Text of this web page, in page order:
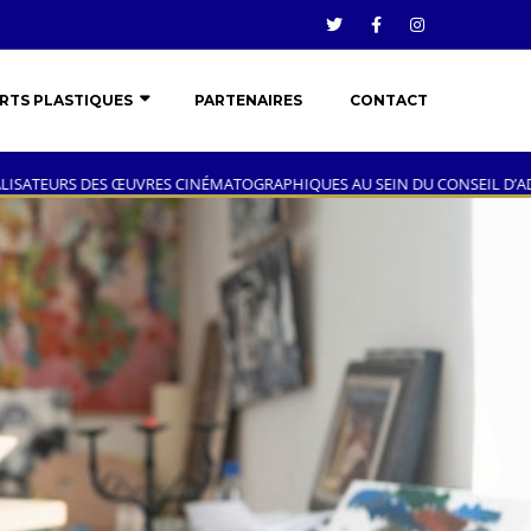
PLASTIQUES PARTENAIRES CONTACT
CINÉMATOGRAPHIQUES AU SEIN DU CONSEIL D’ADMINISTRATION DU